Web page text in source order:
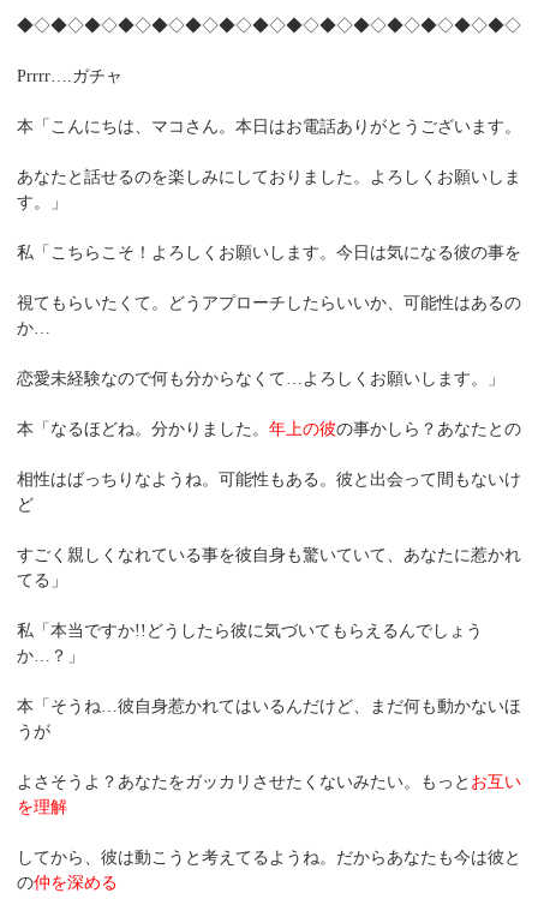
◆◇◆◇◆◇◆◇◆◇◆◇◆◇◆◇◆◇◆◇◆◇◆◇◆◇◆◇◆◇
Prrrr….ガチャ
本「こんにちは、マコさん。本日はお電話ありがとうございます。
あなたと話せるのを楽しみにしておりました。よろしくお願いしま
す。」
私「こちらこそ！よろしくお願いします。今日は気になる彼の事を
視てもらいたくて。どうアプローチしたらいいか、可能性はあるの
か…
恋愛未経験なので何も分からなくて…よろしくお願いします。」
本「なるほどね。分かりました。 年上の彼の事かしら？あなたとの
相性はばっちりなようね。可能性もある。彼と出会って間もないけ
ど
すごく親しくなれている事を彼自身も驚いていて、あなたに惹かれ
てる」
私「本当ですか!!どうしたら彼に気づいてもらえるんでしょう
か…？」
本「そうね…彼自身惹かれてはいるんだけど、まだ何も動かないほ
うが
よさそうよ？あなたをガッカリさせたくないみたい。もっと お互い
を理解
してから、彼は動こうと考えてるようね。だからあなたも今は彼と
の仲を深める